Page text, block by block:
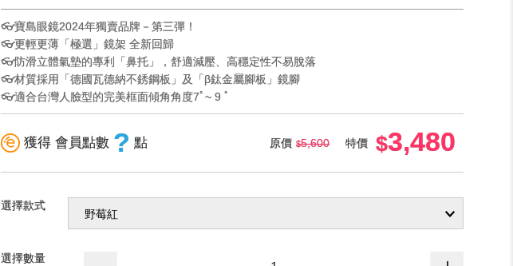
👓寶島眼鏡2024年獨賣品牌－第三彈！
👓更輕更薄「極選」鏡架 全新回歸
👓防滑立體氣墊的專利「鼻托」，舒適減壓、高穩定性不易脫落
👓材質採用「德國瓦德納不銹鋼板」及「β鈦金屬腳板」鏡腳
👓適合台灣人臉型的完美框面傾角角度7ﾟ~ 9 ﾟ
獲得 會員點數 ? 點 原價 5,600 特價 3,480
選擇款式
選擇數量